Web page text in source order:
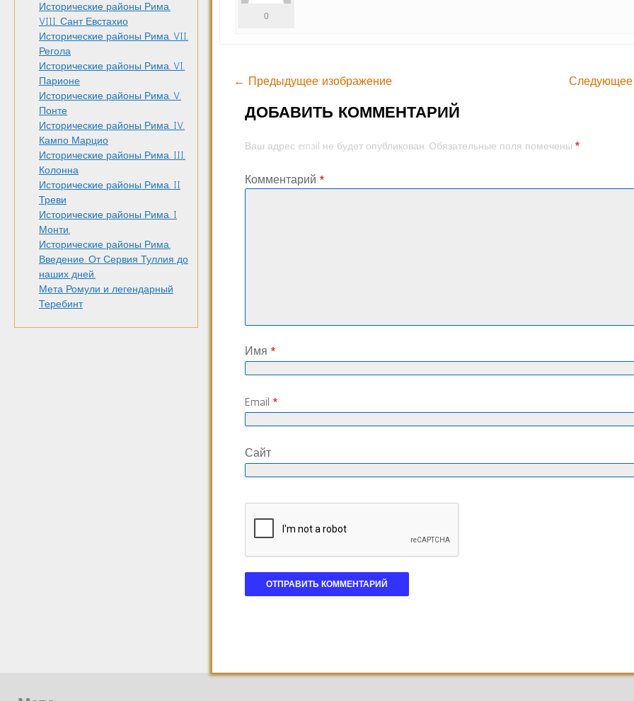
Исторические районы Рима.
VIII. Сант Евстахио
Исторические районы Рима. VII.
Регола
Исторические районы Рима. VI.
Парионе
Исторические районы Рима. V.
Понте
Исторические районы Рима. IV.
Кампо Марцио
Исторические районы Рима. III.
Колонна
Исторические районы Рима. II
Треви
Исторические районы Рима. I
Монти.
Исторические районы Рима.
Введение. От Сервия Туллия до
наших дней.
Мета Ромули и легендарный
Теребинт
0
← Предыдущее изображение Следующее
ДОБАВИТЬ КОММЕНТАРИЙ
Ваш адрес email не будет опубликован. Обязательные поля помечены*
Комментарий*
Имя*
Email*
Сайт